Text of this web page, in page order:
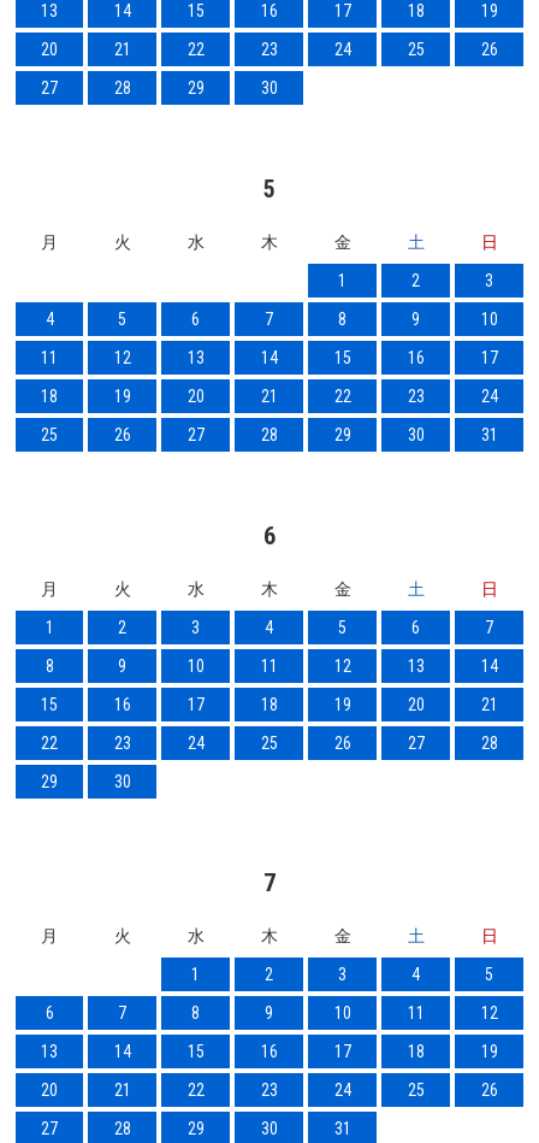
13
14 15 16 17 18
19
20
21 22 23 24 25
26
27
28 29 30
5
月 火 水 木 金 土
日
1
2
3
4
5 6 7 8 9
10
11
12 13 14 15 16
17
18
19 20 21 22 23
24
25
26 27 28 29 30 31
6
月 火 水 木 金 土
日
1
2 3 4 5 6
7
8
9 10 11 12 13
14
15
16 17 18 19 20
21
22
23 24 25 26 27
28
29
30
7
月 火 水 木 金 土
日
1
2 3 4
5
6
7 8 9 10 11
12
13
14 15 16 17 18
19
20
21 22 23 24 25
26
27
28 29 30 31